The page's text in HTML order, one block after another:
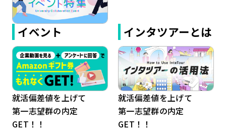
イベント
就活偏差値を上げて
第一志望群の内定
GET！！
インタツアーとは
就活偏差値を上げて
第一志望群の内定
GET！！